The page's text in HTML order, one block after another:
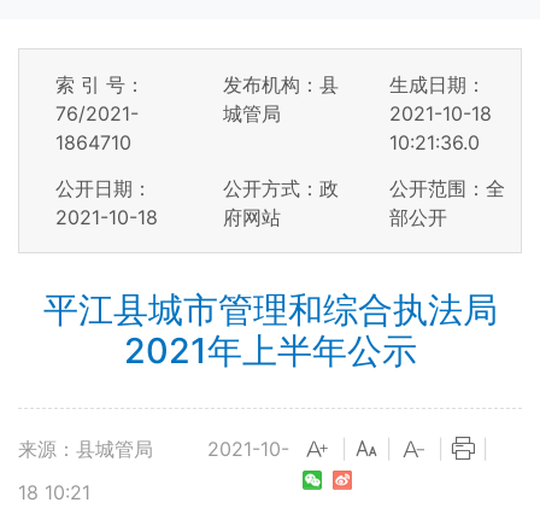
索 引 号：
76/2021-
1864710
发布机构：县
城管局
生成日期：
2021-10-18
10:21:36.0
公开日期：
2021-10-18
公开方式：政
府网站
公开范围：全
部公开
平江县城市管理和综合执法局
2021年上半年公示
来源：县城管局
2021-10-
18 10:21